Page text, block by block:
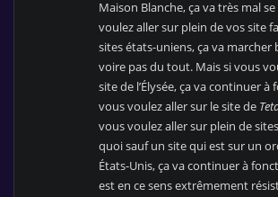
Maison Blanche, ça va très mal
voulez aller sur plein de vos site
sites états-uniens, ça va marcher
voire pas du tout. Mais si vous
site de l’Élysée, ça va continuer à
vous voulez aller sur le site de
vous voulez aller sur plein de
quoi sauf un site qui est sur un
États-Unis, ça va continuer à
est en ce sens extrêmement